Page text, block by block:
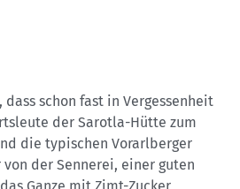
schon fast in Vergessenheit
der Sarotla-Hütte zum
die typischen Vorarlberger
der Sennerei, einer guten